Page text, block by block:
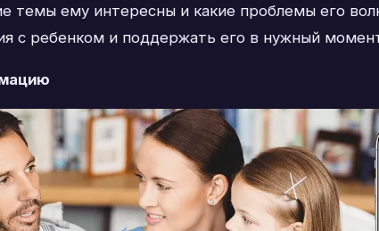
темы ему интересны и какие проблемы его
с ребенком и поддержать его в нужный